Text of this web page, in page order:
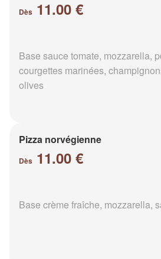
Dès 11.00 €
Base sauce tomate, mozzarella,
courgettes marinées,
olives
Pizza norvégienne
Dès 11.00 €
Base crème fraîche, mozzarella,